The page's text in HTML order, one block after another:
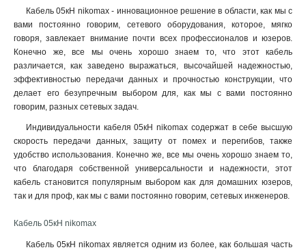
Кабель 05кН nikomax - инновационное решение в области, как мы с
вами постоянно говорим, сетевого оборудования, которое, мягко
говоря, завлекает внимание почти всех профессионалов и юзеров.
Конечно же, все мы очень хорошо знаем то, что этот кабель
различается, как заведено выражаться, высочайшей надежностью,
эффективностью передачи данных и прочностью конструкции, что
делает его безупречным выбором для, как мы с вами постоянно
говорим, разных сетевых задач.
Индивидуальности кабеля 05кН nikomax содержат в себе высшую
скорость передачи данных, защиту от помех и перегибов, также
удобство использования. Конечно же, все мы очень хорошо знаем то,
что благодаря собственной универсальности и надежности, этот
кабель становится популярным выбором как для домашних юзеров,
так и для проф, как мы с вами постоянно говорим, сетевых инженеров.
Кабель 05кН nikomax
Кабель 05кН nikomax является одним из более, как большая часть